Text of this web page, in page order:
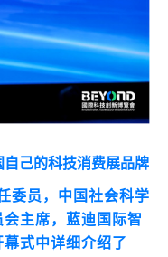
己的科技消费展品牌
委员，中国社会科学
主席，蓝迪国际智
式中详细介绍了